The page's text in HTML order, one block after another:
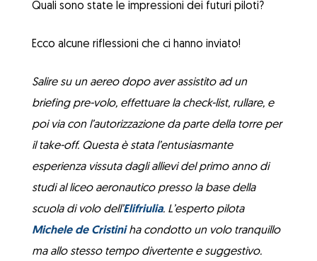
Quali sono state le impressioni dei futuri piloti?
Ecco alcune riflessioni che ci hanno inviato!
Salire su un aereo dopo aver assistito ad un
briefing pre-volo, effettuare la check-list, rullare, e
poi via con l’autorizzazione da parte della torre per
il take-off. Questa è stata l’entusiasmante
esperienza vissuta dagli allievi del primo anno di
studi al liceo aeronautico presso la base della
scuola di volo dell’Elifriulia. L’esperto pilota
Michele de Cristiniha condotto un volo tranquillo
ma allo stesso tempo divertente e suggestivo.